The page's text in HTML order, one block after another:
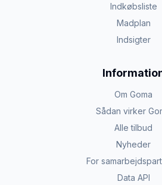
Indkøbsliste
Madplan
Indsigter
Om Goma
Sådan virker
Alle tilbud
Nyheder
For
Data API